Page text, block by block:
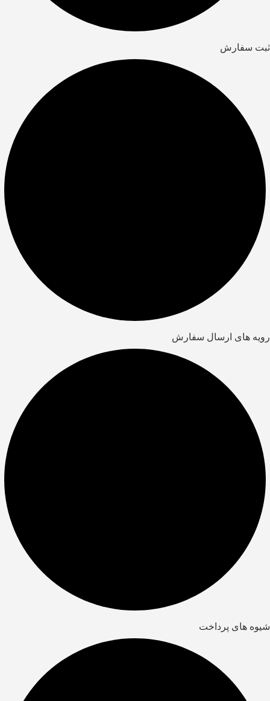
ثبت سفارش
رویه های ارسال سفارش
شیوه های پرداخت